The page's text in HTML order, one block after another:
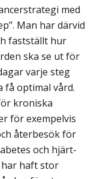
med
Man har därvid
fastställt hur
ska se ut för
varje steg
optimal vård.
kroniska
för exempelvis
återbesök för
och hjärt-
har haft stor